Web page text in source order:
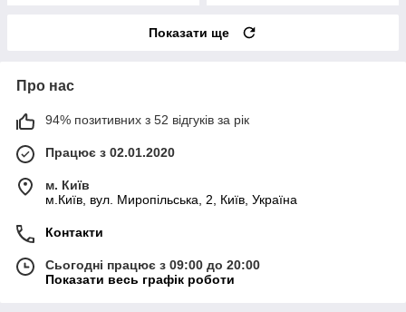
Показати ще
Про нас
94% позитивних з 52 відгуків за рік
Працює з 02.01.2020
м. Київ
м.Київ, вул. Миропільська, 2, Київ, Україна
Контакти
Сьогодні працює з 09:00 до 20:00
Показати весь графік роботи